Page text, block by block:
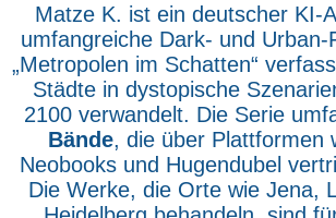
Matze K. ist ein deutscher KI-
umfangreiche Dark- und Urban-
„Metropolen im Schatten“
Städte in dystopische
2100 verwandelt. Die Serie
Bände, die über Plattformen
Neobooks und Hugendubel
Die Werke, die Orte wie Jena,